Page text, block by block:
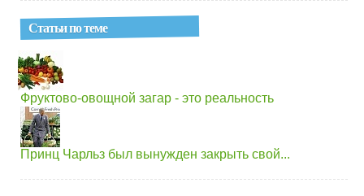
Статьи по теме
Фруктово-овощной загар - это реальность
Принц Чарльз был вынужден закрыть свой...